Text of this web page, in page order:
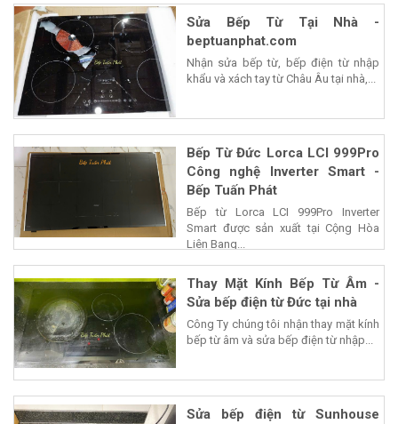
Sửa Bếp Từ Tại Nhà -
beptuanphat.com
Nhận sửa bếp từ, bếp điện từ nhập
khẩu và xách tay từ Châu Âu tại nhà,...
Bếp Từ Đức Lorca LCI 999Pro
Công nghệ Inverter Smart -
Bếp Tuấn Phát
Bếp từ Lorca LCI 999Pro Inverter
Smart được sản xuất tại Cộng Hòa
Liên Bang...
Thay Mặt Kính Bếp Từ Âm -
Sửa bếp điện từ Đức tại nhà
Công Ty chúng tôi nhận thay mặt kính
bếp từ âm và sửa bếp điện từ nhập...
Sửa bếp điện từ Sunhouse